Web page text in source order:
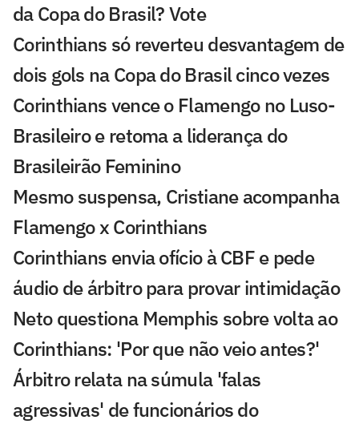
da Copa do Brasil? Vote
Corinthians só reverteu desvantagem de
dois gols na Copa do Brasil cinco vezes
Corinthians vence o Flamengo no Luso-
Brasileiro e retoma a liderança do
Brasileirão Feminino
Mesmo suspensa, Cristiane acompanha
Flamengo x Corinthians
Corinthians envia ofício à CBF e pede
áudio de árbitro para provar intimidação
Neto questiona Memphis sobre volta ao
Corinthians: 'Por que não veio antes?'
Árbitro relata na súmula 'falas
agressivas' de funcionários do